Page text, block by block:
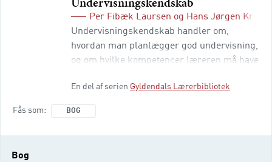
Per Fibæk Laursen og Hans Jørgen
Undervisningskendskab handler om,
hvordan man planlægger god undervisning,
og om hvilke kompetencer læreren må have
indeholder otte artikler om undervisning og
En del af serien Gyldendals Lærerbibliotek
Fås som BOG
Bog